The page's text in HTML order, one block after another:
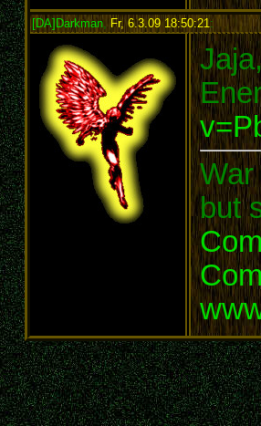
[DA]Darkman, Fr, 6.3.09 18:50:21:
but